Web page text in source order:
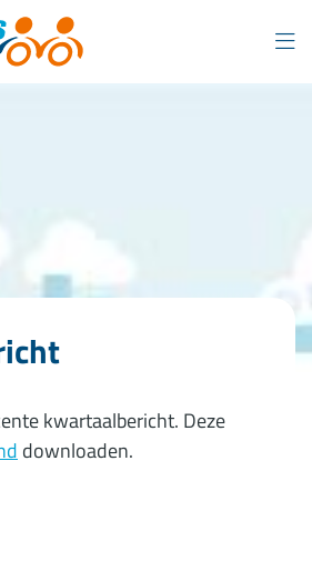
kwartaalbericht. Deze
downloaden.